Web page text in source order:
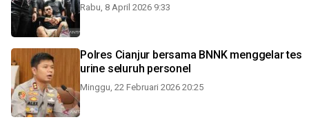
Rabu, 8 April 2026 9:33
Polres Cianjur bersama BNNK menggelar tes
urine seluruh personel
Minggu, 22 Februari 2026 20:25